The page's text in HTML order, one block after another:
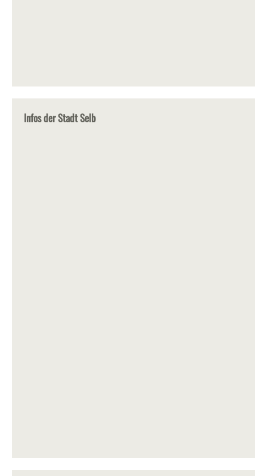
Infos der Stadt Selb